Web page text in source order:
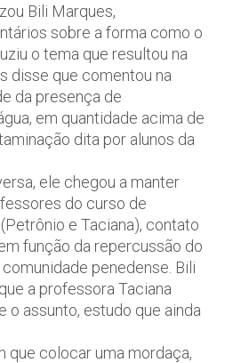
Bili Marques,
sobre a forma como o
o tema que resultou na
disse que comentou na
da presença de
em quantidade acima de
dita por alunos da
ele chegou a manter
do curso de
e Taciana), contato
função da repercussão do
penedense. Bili
a professora Taciana
o assunto, estudo que ainda
que colocar uma mordaça,